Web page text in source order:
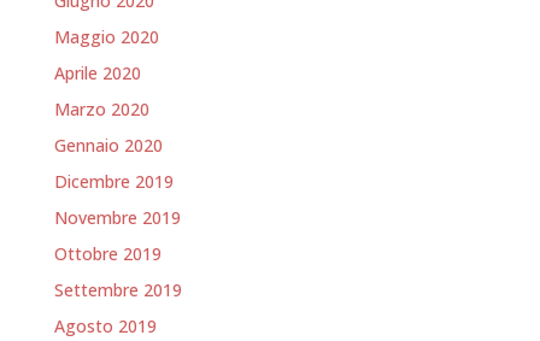
Maggio 2020
Aprile 2020
Marzo 2020
Gennaio 2020
Dicembre 2019
Novembre 2019
Ottobre 2019
Settembre 2019
Agosto 2019